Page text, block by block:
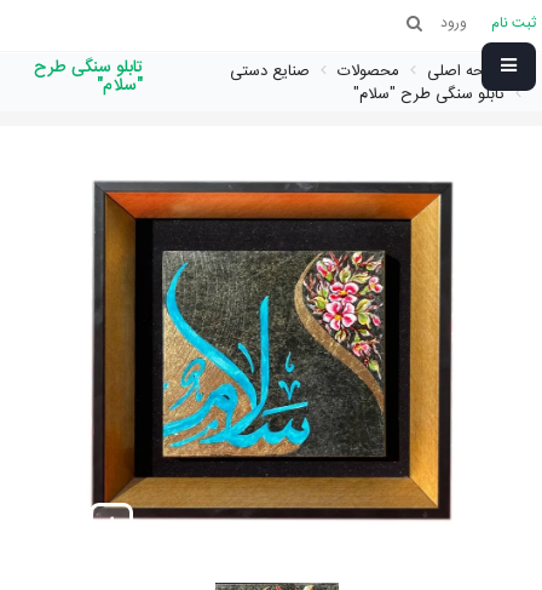
ثبت نام ورود
صفحه اصلی محصولات
صنایع دستی
تابلو سنگی طرح "سلام"
تابلو سنگی طرح
"سلام"